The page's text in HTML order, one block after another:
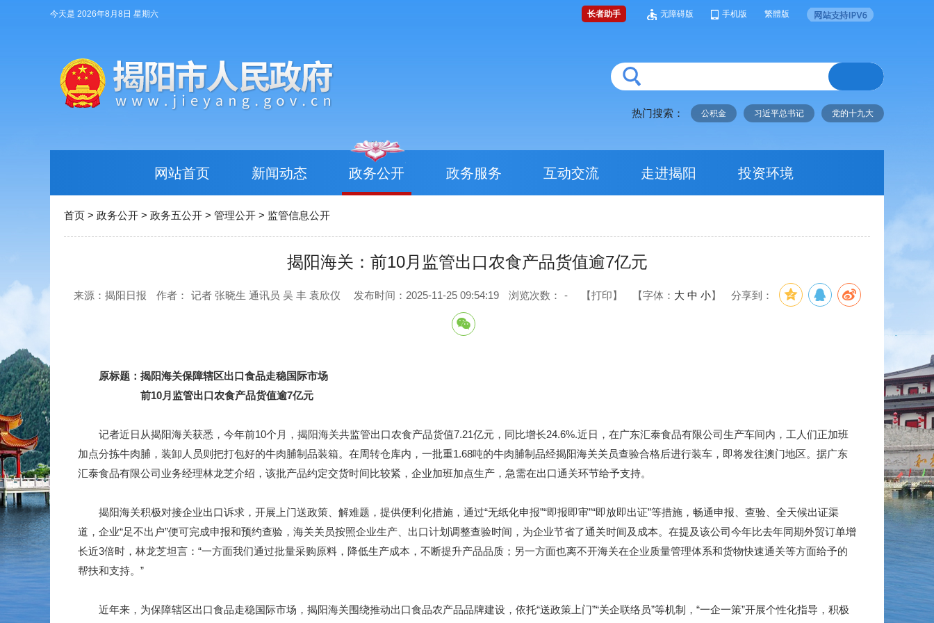
今天是 2026年8月8日 星期六 长者助手 无障碍版 手机版 繁體版
热门搜索： 公积金 习近平总书记 党的十九大
网站首页 新闻动态 政务公开 政务服务 互动交流 走进揭阳 投资环境
首页 > 政务公开 > 政务五公开 > 管理公开 > 监管信息公开
揭阳海关：前10月监管出口农食产品货值逾7亿元
来源：揭阳日报 作者： 记者 张晓生 通讯员 吴 丰 袁欣仪 发布时间：2025-11-25 09:54:19 浏览次数： - 【打印】 【字体： 大 中 小】 分享到：
原标题：揭阳海关保障辖区出口食品走稳国际市场
前10月监管出口农食产品货值逾7亿元
记者近日从揭阳海关获悉，今年前10个月，揭阳海关共监管出口农食产品货值7.21亿元，同比增长24.6%.近日，在广东汇泰食品有限公司生产车间内，工人们正加班
加点分拣牛肉脯，装卸人员则把打包好的牛肉脯制品装箱。在周转仓库内，一批重1.68吨的牛肉脯制品经揭阳海关关员查验合格后进行装车，即将发往澳门地区。据广东
汇泰食品有限公司业务经理林龙芝介绍，该批产品约定交货时间比较紧，企业加班加点生产，急需在出口通关环节给予支持。
揭阳海关积极对接企业出口诉求，开展上门送政策、解难题，提供便利化措施，通过“无纸化申报”“即报即审”“即放即出证”等措施，畅通申报、查验、全天候出证渠
道，企业“足不出户”便可完成申报和预约查验，海关关员按照企业生产、出口计划调整查验时间，为企业节省了通关时间及成本。在提及该公司今年比去年同期外贸订单增
长近3倍时，林龙芝坦言：“一方面我们通过批量采购原料，降低生产成本，不断提升产品品质；另一方面也离不开海关在企业质量管理体系和货物快速通关等方面给予的
帮扶和支持。”
近年来，为保障辖区出口食品走稳国际市场，揭阳海关围绕推动出口食品农产品品牌建设，依托“送政策上门”“关企联络员”等机制，“一企一策”开展个性化指导，积极